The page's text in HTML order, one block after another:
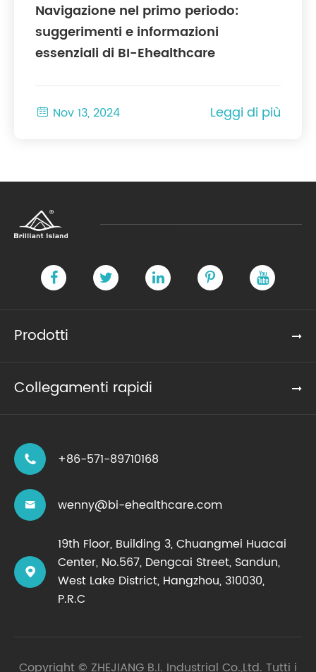
Navigazione nel primo periodo:
suggerimenti e informazioni
essenziali di BI-Ehealthcare
 Nov 13, 2024 Leggi di più
Prodotti
Collegamenti rapidi
 +86-571-89710168
 wenny@bi-ehealthcare.com

19th Floor, Building 3, Chuangmei Huacai
Center, No.567, Dengcai Street, Sandun,
West Lake District, Hangzhou, 310030,
P.R.C
Copyright © ZHEJIANG B.I. Industrial Co.,Ltd. Tutti i